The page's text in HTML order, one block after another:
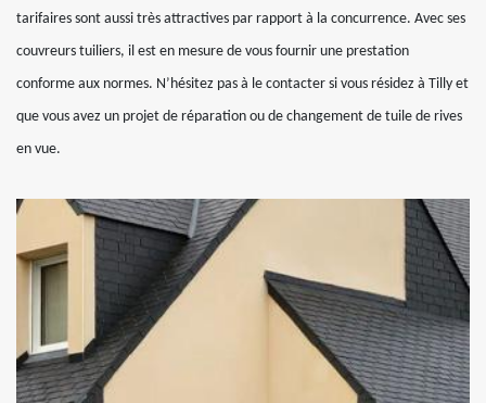
tarifaires sont aussi très attractives par rapport à la concurrence. Avec ses
couvreurs tuiliers, il est en mesure de vous fournir une prestation
conforme aux normes. N’hésitez pas à le contacter si vous résidez à Tilly et
que vous avez un projet de réparation ou de changement de tuile de rives
en vue.